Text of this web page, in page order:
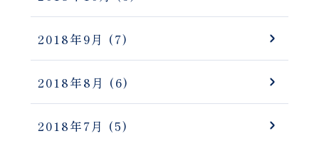
2018年9月 (7)
2018年8月 (6)
2018年7月 (5)